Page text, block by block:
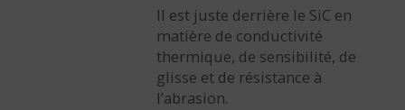
Il est juste derrière le SiC en
matière de conductivité
thermique, de sensibilité, de
glisse et de résistance à
l’abrasion.